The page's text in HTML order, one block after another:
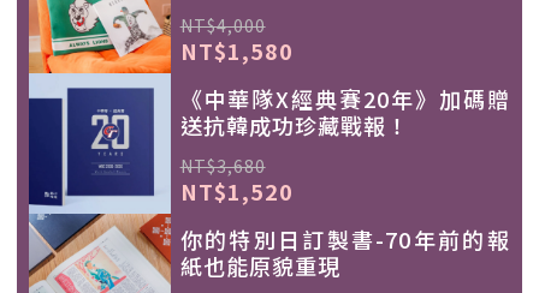
NT$4,000
NT$1,580
《中華隊X經典賽20年》加碼贈
送抗韓成功珍藏戰報！
NT$3,680
NT$1,520
你的特別日訂製書-70年前的報
紙也能原貌重現